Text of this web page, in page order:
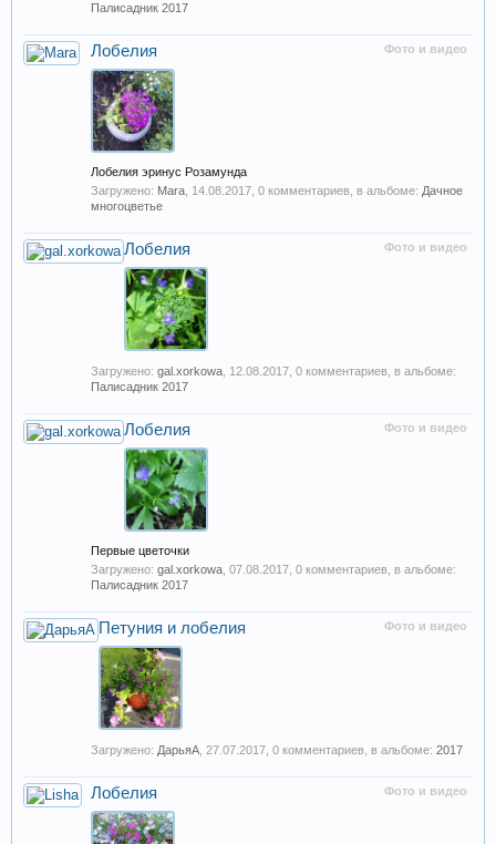
Палисадник 2017
Фото и видео
Лобелия
Лобелия эринус Розамунда
Загружено: Mara 14.08.2017 , 0 комментариев, в альбоме: Дачное
многоцветье
Фото и видео
Лобелия
Загружено: gal.xorkowa 12.08.2017 , 0 комментариев, в альбоме:
Палисадник 2017
Фото и видео
Лобелия
Первые цветочки
Загружено: gal.xorkowa 07.08.2017 , 0 комментариев, в альбоме:
Палисадник 2017
Фото и видео
Петуния и лобелия
Загружено: ДарьяА 27.07.2017 , 0 комментариев, в альбоме: 2017
Фото и видео
Лобелия